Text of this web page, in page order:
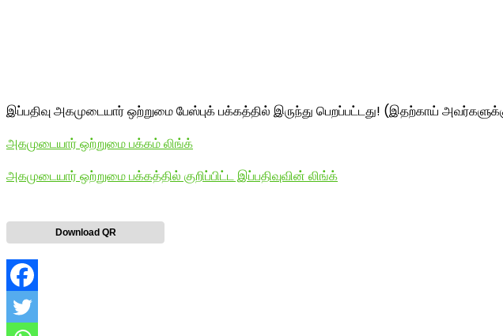
இப்பதிவு அகமுடையார் ஒற்றுமை பேஸ்புக் பக்கத்தில் இருந்து பெறப்பட்டது! (இதற்காய்
அகமுடையார் ஒற்றுமை பக்கம் லிங்க்
அகமுடையார் ஒற்றுமை பக்கத்தில் குறிப்பிட்ட இப்பதிவுவின் லிங்க்
Download QR